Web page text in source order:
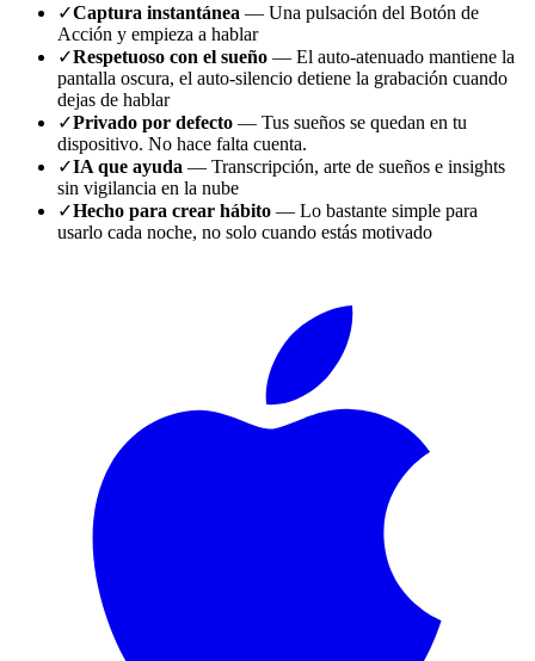
✓Captura instantánea — Una pulsación del Botón de
Acción y empieza a hablar
✓Respetuoso con el sueño — El auto-atenuado mantiene la
pantalla oscura, el auto-silencio detiene la grabación cuando
dejas de hablar
✓Privado por defecto — Tus sueños se quedan en tu
dispositivo. No hace falta cuenta.
✓IA que ayuda — Transcripción, arte de sueños e insights
sin vigilancia en la nube
✓Hecho para crear hábito — Lo bastante simple para
usarlo cada noche, no solo cuando estás motivado